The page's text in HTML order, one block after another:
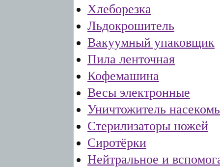
Хлеборезка
Льдокрошитель
Вакуумный упаковщик
Пила ленточная
Кофемашина
Весы электронные
Уничтожитель
Стерилизаторы ножей
Сиротёрки
Нейтральное и